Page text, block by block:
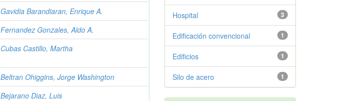
Gavidia Barandiaran, Enrique A.
Fernandez Gonzales, Aldo A.
Cubas Castillo, Martha
Beltran Ohiggins, Jorge Washington
Bejarano Diaz, Luis
3
Hospital
1
Edificación convencional
1
Edificios
1
Silo de acero